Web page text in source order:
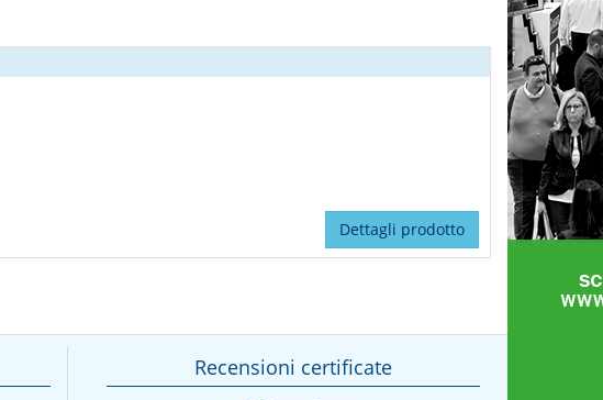
Dettagli prodotto
Recensioni certificate